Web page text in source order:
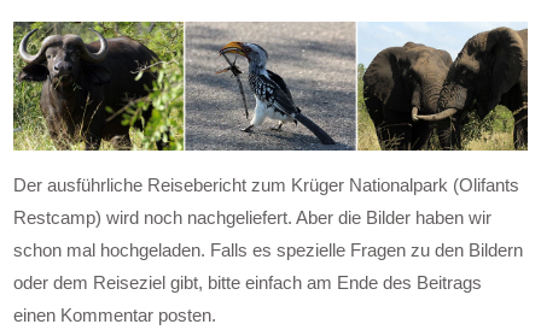
Der ausführliche Reisebericht zum Krüger Nationalpark (Olifants
Restcamp) wird noch nachgeliefert. Aber die Bilder haben wir
schon mal hochgeladen. Falls es spezielle Fragen zu den Bildern
oder dem Reiseziel gibt, bitte einfach am Ende des Beitrags
einen Kommentar posten.